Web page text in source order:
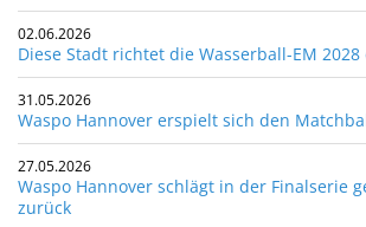
02.06.2026
Diese Stadt richtet die Wasserball-EM
31.05.2026
Waspo Hannover erspielt sich den
27.05.2026
Waspo Hannover schlägt in der Finalserie
zurück